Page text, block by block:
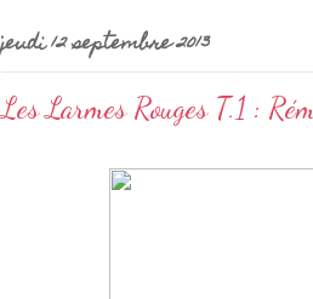
jeudi 12 septembre 2013
Les Larmes Rouges T.1 :